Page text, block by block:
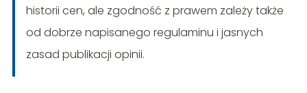
historii cen, ale zgodność z prawem zależy także
od dobrze napisanego regulaminu i jasnych
zasad publikacji opinii.